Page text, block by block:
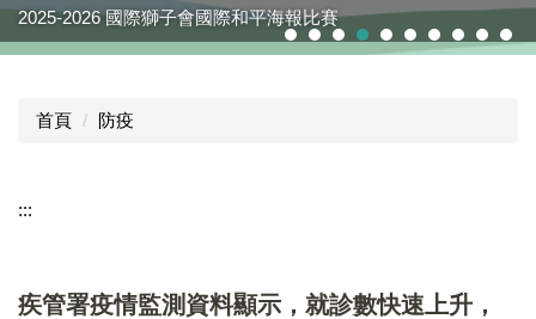
2025-2026 國際獅子會國際和平海報比賽
首頁 防疫
:::
疾管署疫情監測資料顯示，就診數快速上升，